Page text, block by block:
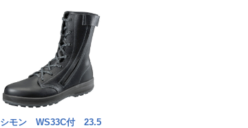
シモン WS33C付 23.5